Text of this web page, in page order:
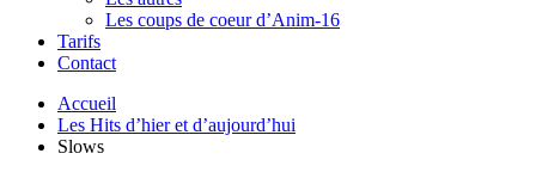
Les coups de coeur d’Anim-16
Tarifs
Contact
Accueil
Les Hits d’hier et d’aujourd’hui
Slows